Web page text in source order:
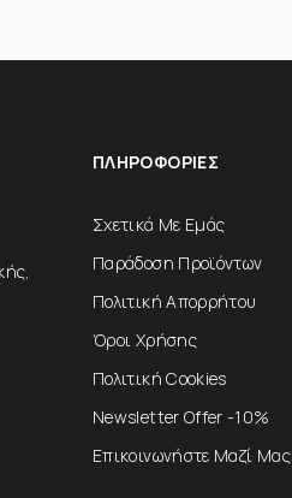
ΠΛΗΡΟΦΟΡΊΕΣ
Σχετικά Με Εμάς
Παράδοση Προϊόντων
Πολιτική Απορρήτου
Όροι Χρήσης
Πολιτική Cookies
Newsletter Offer -10%
Επικοινωνήστε Μαζί Μας